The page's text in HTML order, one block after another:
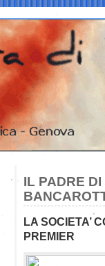
IL PADRE
LA SOCIETA’
PREMIER